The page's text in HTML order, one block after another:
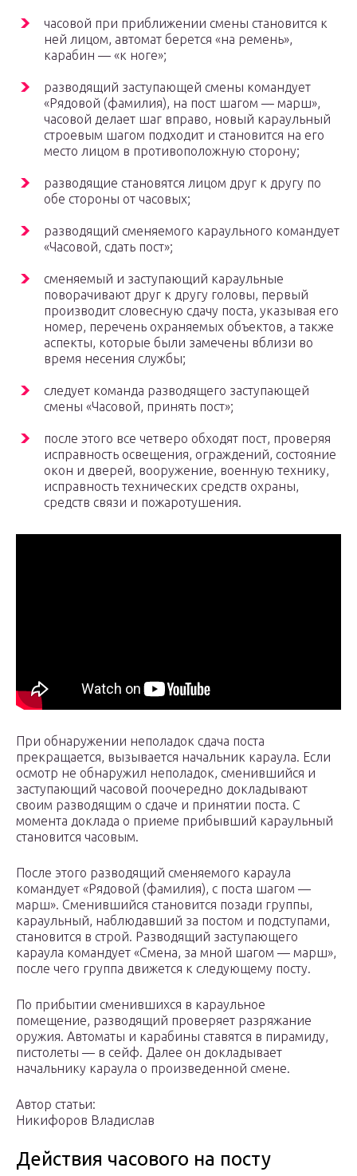
часовой при приближении смены становится к
ней лицом, автомат берется «на ремень»,
карабин — «к ноге»;
разводящий заступающей смены командует
«Рядовой (фамилия), на пост шагом — марш»,
часовой делает шаг вправо, новый караульный
строевым шагом подходит и становится на его
место лицом в противоположную сторону;
разводящие становятся лицом друг к другу по
обе стороны от часовых;
разводящий сменяемого караульного командует
«Часовой, сдать пост»;
сменяемый и заступающий караульные
поворачивают друг к другу головы, первый
производит словесную сдачу поста, указывая его
номер, перечень охраняемых объектов, а также
аспекты, которые были замечены вблизи во
время несения службы;
следует команда разводящего заступающей
смены «Часовой, принять пост»;
после этого все четверо обходят пост, проверяя
исправность освещения, ограждений, состояние
окон и дверей, вооружение, военную технику,
исправность технических средств охраны,
средств связи и пожаротушения.
При обнаружении неполадок сдача поста
прекращается, вызывается начальник караула. Если
осмотр не обнаружил неполадок, сменившийся и
заступающий часовой поочередно докладывают
своим разводящим о сдаче и принятии поста. С
момента доклада о приеме прибывший караульный
становится часовым.
После этого разводящий сменяемого караула
командует «Рядовой (фамилия), с поста шагом —
марш». Сменившийся становится позади группы,
караульный, наблюдавший за постом и подступами,
становится в строй. Разводящий заступающего
караула командует «Смена, за мной шагом — марш»,
после чего группа движется к следующему посту.
По прибытии сменившихся в караульное
помещение, разводящий проверяет разряжание
оружия. Автоматы и карабины ставятся в пирамиду,
пистолеты — в сейф. Далее он докладывает
начальнику караула о произведенной смене.
Автор статьи:
Никифоров Владислав
Действия часового на посту